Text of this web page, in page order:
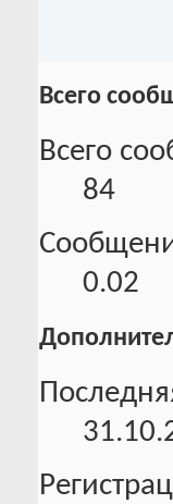
Всего
Всего
84
0.02